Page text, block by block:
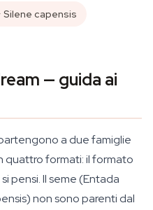
Silene capensis
— guida ai
a due famiglie
quattro formati: il formato
pensi. Il seme (Entada
non sono parenti dal